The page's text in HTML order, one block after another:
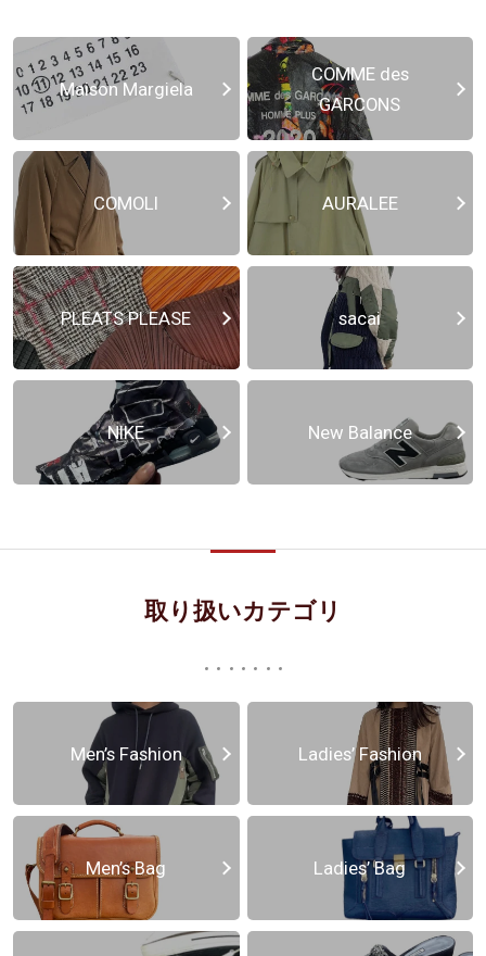
Maison Margiela
COMME des
GARCONS
COMOLI AURALEE
PLEATS PLEASE sacai
NIKE New Balance
取り扱いカテゴリ
Men’s Fashion Ladies’ Fashion
Men’s Bag Ladies’ Bag